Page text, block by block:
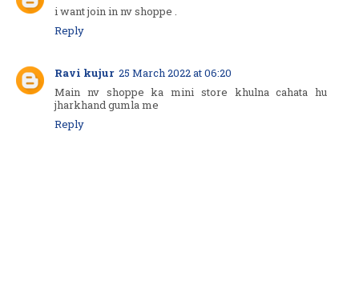
i want join in nv shoppe .
Reply
Ravi kujur 25 March 2022 at 06:20
Main nv shoppe ka mini store khulna cahata hu
jharkhand gumla me
Reply